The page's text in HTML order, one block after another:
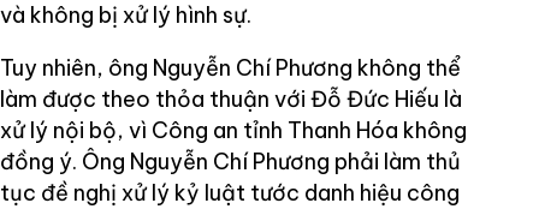
và không bị xử lý hình sự.
Tuy nhiên, ông Nguyễn Chí Phương không thể
làm được theo thỏa thuận với Đỗ Đức Hiếu là
xử lý nội bộ, vì Công an tỉnh Thanh Hóa không
đồng ý. Ông Nguyễn Chí Phương phải làm thủ
tục đề nghị xử lý kỷ luật tước danh hiệu công